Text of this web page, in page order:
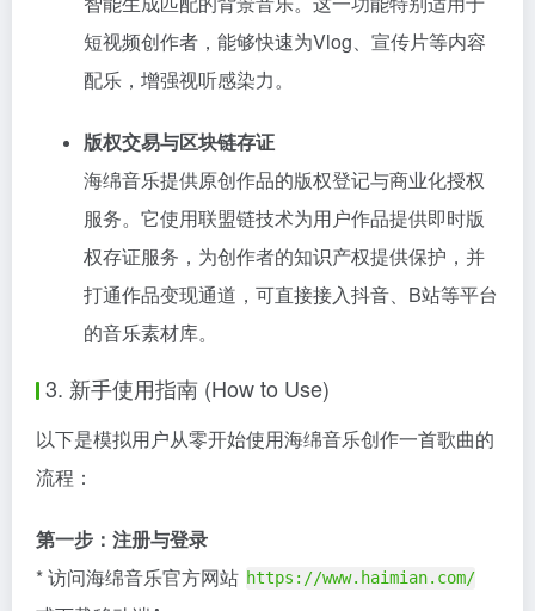
短视频创作者，能够快速为Vlog、宣传片等内容
配乐，增强视听感染力。
版权交易与区块链存证
海绵音乐提供原创作品的版权登记与商业化授权
服务。它使用联盟链技术为用户作品提供即时版
权存证服务，为创作者的知识产权提供保护，并
打通作品变现通道，可直接接入抖音、B站等平台
的音乐素材库。
3. 新手使用指南 (How to Use)
以下是模拟用户从零开始使用海绵音乐创作一首歌曲的
流程：
第一步：注册与登录
* 访问海绵音乐官方网站 https://www.haimian.com/